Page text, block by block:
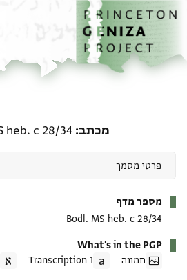
לתוכןהבית
מכתב heb. c 28/34
מספר מדף
Bodl. MS heb. c 28/34
What's in the PGP
תמונה
1 Transcription